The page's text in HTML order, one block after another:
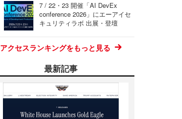
7 / 22・23 開催「AI DevEx
conference 2026」にエーアイセ
キュリティラボ 出展・登壇
アクセスランキングをもっと見る
最新記事